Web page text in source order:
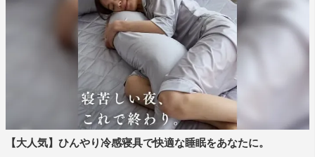
やっていて、日々楽しく進められています。ただ、僕が最
年長だからといって何かやっていることはないかもしれま
せん…（笑）。というのも（井内）悠陽君と（齋藤）璃佑
歳なのですが、僕がその立場だった場合に上の
人が怖かったら萎縮しちゃうので、自由にやってもらいた
いなと思って。なので個人的な考えですが、その方がみん
なやりやすいかなと考え、いつも一緒にはしゃいでいます
（笑）。
【大人気】ひんやり冷感寝具で快適な睡眠をあなたに。